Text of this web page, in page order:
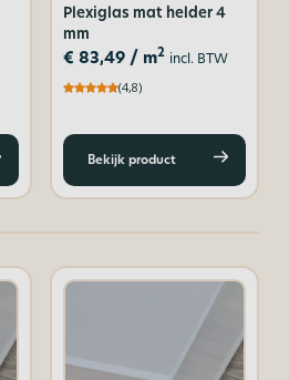
Plexiglas mat helder 4
mm
€ 83,49/ m2 incl. BTW
(4,8)
Bekijk product